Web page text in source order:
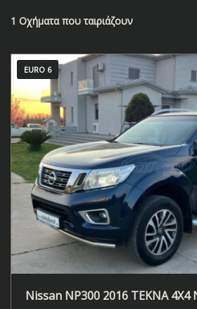
1 Οχήματα που ταιριάζουν
EURO 6
Nissan NP300 2016 TEKNA 4X4